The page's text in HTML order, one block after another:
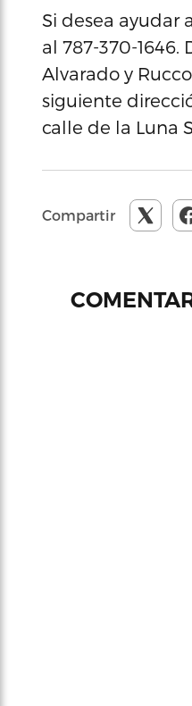
Si desea ayudar
al 787-370-
Alvarado y
siguiente
calle de la Luna
Compartir